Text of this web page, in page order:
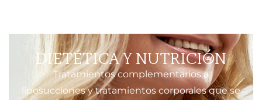
DIETÉTICA Y NUTRICIÓN
Tratamientos complementarios a
liposucciones y tratamientos corporales que se